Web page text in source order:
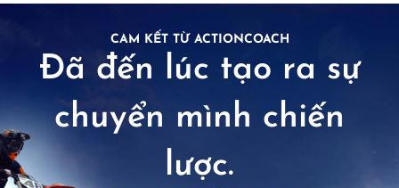
CAM KẾT TỪ ACTIONCOACH
Đã đến lúc tạo ra sự
chuyển mình chiến
lược.